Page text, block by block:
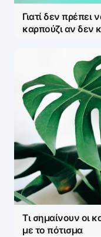
Γιατί δεν πρέπει
καρπούζι αν δεν
Τι σημαίνουν οι
με το πότισμα